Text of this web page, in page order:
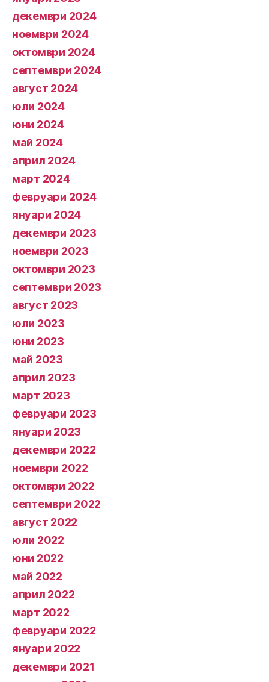
декември 2024
ноември 2024
октомври 2024
септември 2024
август 2024
юли 2024
юни 2024
май 2024
април 2024
март 2024
февруари 2024
януари 2024
декември 2023
ноември 2023
октомври 2023
септември 2023
август 2023
юли 2023
юни 2023
май 2023
април 2023
март 2023
февруари 2023
януари 2023
декември 2022
ноември 2022
октомври 2022
септември 2022
август 2022
юли 2022
юни 2022
май 2022
април 2022
март 2022
февруари 2022
януари 2022
декември 2021